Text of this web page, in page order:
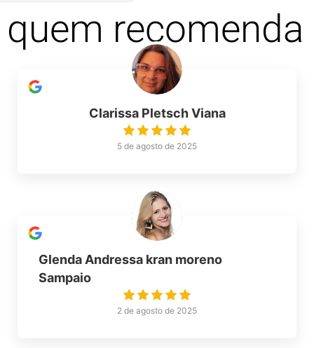
quem recomenda
Clarissa Pletsch Viana
5 de agosto de 2025
Glenda Andressa kran moreno
Sampaio
2 de agosto de 2025